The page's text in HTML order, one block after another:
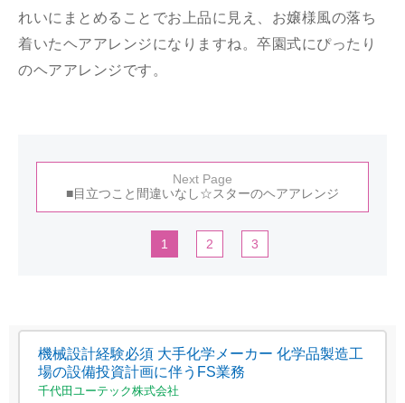
れいにまとめることでお上品に見え、お嬢様風の落ち
着いたヘアアレンジになりますね。卒園式にぴったり
のヘアアレンジです。
Next Page
■目立つこと間違いなし☆スターのヘアアレンジ
1 2 3
機械設計経験必須 大手化学メーカー 化学品製造工
場の設備投資計画に伴うFS業務
千代田ユーテック株式会社